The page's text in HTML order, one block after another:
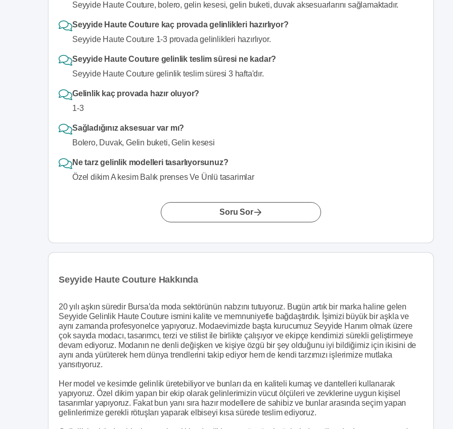
Seyyide Haute Couture, bolero, gelin kesesi, gelin buketi, duvak aksesuarlarını sağlamaktadır.
Seyyide Haute Couture kaç provada gelinlikleri hazırlıyor?
Seyyide Haute Couture 1-3 provada gelinlikleri hazırlıyor.
Seyyide Haute Couture gelinlik teslim süresi ne kadar?
Seyyide Haute Couture gelinlik teslim süresi 3 hafta'dır.
Gelinlik kaç provada hazır oluyor?
1-3
Sağladığınız aksesuar var mı?
Bolero, Duvak, Gelin buketi, Gelin kesesi
Ne tarz gelinlik modelleri tasarlıyorsunuz?
Özel dikim A kesim Balık prenses Ve Ünlü tasarimlar
Soru Sor
Seyyide Haute Couture Hakkında
20 yılı aşkın süredir Bursa’da moda sektörünün nabzını tutuyoruz. Bugün artık bir marka haline gelen
Seyyide Gelinlik Haute Couture ismini kalite ve memnuniyetle bağdaştırdık. İşimizi büyük bir aşkla ve
aynı zamanda profesyonelce yapıyoruz. Modaevimizde başta kurucumuz Seyyide Hanım olmak üzere
çok sayıda modacı, tasarımcı, terzi ve stilist ile birlikte çalışıyor ve ekipçe kendimizi sürekli geliştirmeye
devam ediyoruz. Modanın ne denli değişken ve kişiye özgü bir şey olduğunu iyi bildiğimiz için ikisini de
aynı anda yürüterek hem dünya trendlerini takip ediyor hem de kendi tarzımızı işlerimize mutlaka
yansıtıyoruz.
Her model ve kesimde gelinlik üretebiliyor ve bunları da en kaliteli kumaş ve dantelleri kullanarak
yapıyoruz. Özel dikim yapan bir ekip olarak gelinlerimizin vücut ölçüleri ve zevklerine uygun kişisel
tasarımlar yapıyoruz. Fakat bun yanı sıra hazır modellere de sahibiz ve bunlar arasında seçim yapan
gelinlerimize gerekli rötuşları yaparak elbiseyi kısa sürede teslim ediyoruz.